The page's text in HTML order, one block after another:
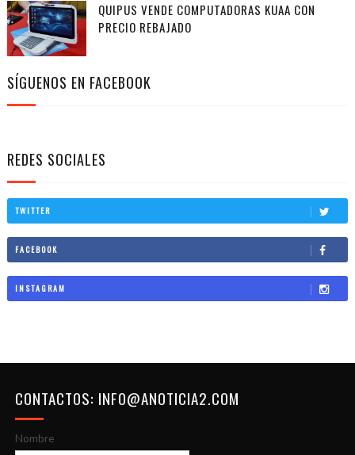
QUIPUS VENDE COMPUTADORAS KUAA CON
PRECIO REBAJADO
SÍGUENOS EN FACEBOOK
REDES SOCIALES
TWITTER
FACEBOOK
INSTAGRAM
CONTACTOS: INFO@ANOTICIA2.COM
Nombre